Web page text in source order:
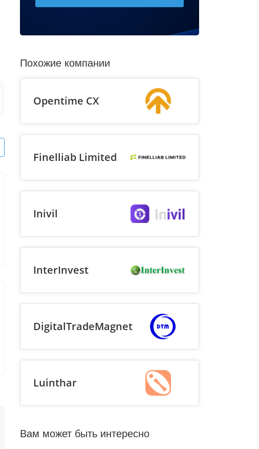
Похожие компании
Opentime CX
Finelliab Limited
Inivil
InterInvest
DigitalTradeMagnet
Luinthar
Вам может быть интересно